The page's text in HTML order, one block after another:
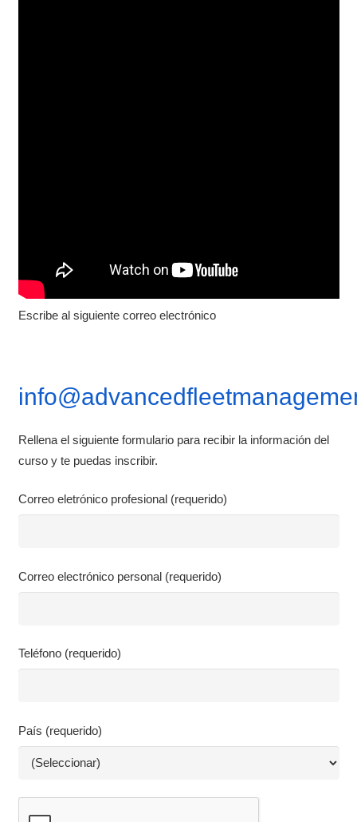
Escribe al siguiente correo electrónico
Rellena el siguiente formulario para recibir la información del
curso y te puedas inscribir.
Correo eletrónico profesional (requerido)
Correo electrónico personal (requerido)
Teléfono (requerido)
País (requerido)